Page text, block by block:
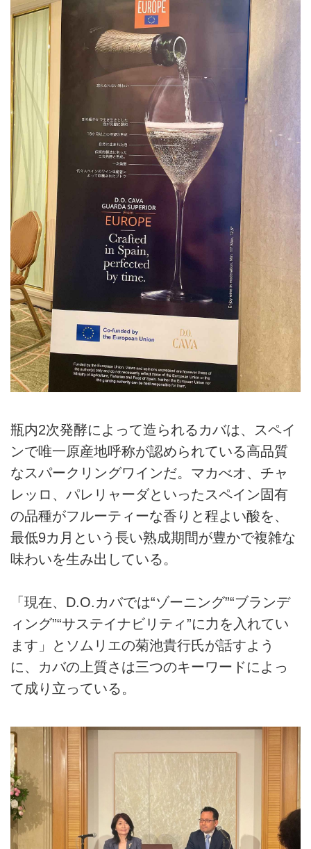
瓶内2次発酵によって造られるカバは、スペイ
ンで唯一原産地呼称が認められている高品質
なスパークリングワインだ。マカべオ、チャ
レッロ、パレリャーダといったスペイン固有
の品種がフルーティーな香りと程よい酸を、
最低9カ月という長い熟成期間が豊かで複雑な
味わいを生み出している。
「現在、D.O.カバでは“ゾーニング”“ブランデ
ィング”“サステイナビリティ”に力を入れてい
ます」とソムリエの菊池貴行氏が話すよう
に、カバの上質さは三つのキーワードによっ
て成り立っている。